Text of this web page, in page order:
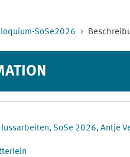
SoSe2026
SoSe 2026, Antje